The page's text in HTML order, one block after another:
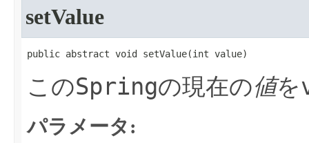
setValue
public abstract void setValue​(int value)
このSpringの現在の値を
パラメータ: